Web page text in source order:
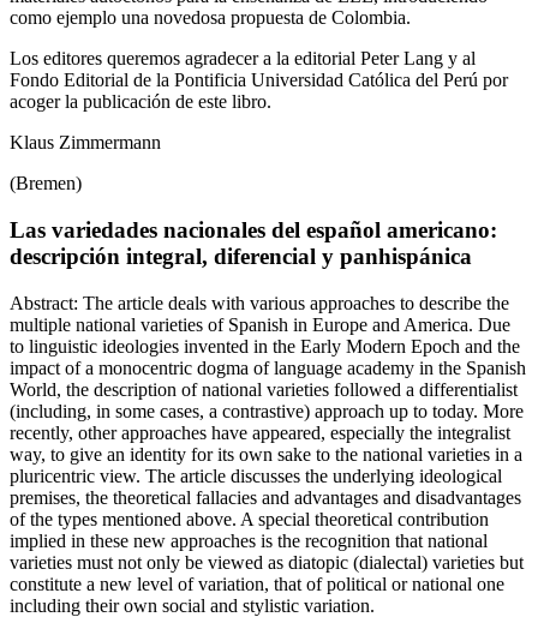
como ejemplo una novedosa propuesta de Colombia.
Los editores queremos agradecer a la editorial Peter Lang y al
Fondo Editorial de la Pontificia Universidad Católica del Perú por
acoger la publicación de este libro.
Klaus Zimmermann
(Bremen)
Las variedades nacionales del español americano:
descripción integral, diferencial y panhispánica
Abstract: The article deals with various approaches to describe the
multiple national varieties of Spanish in Europe and America. Due
to linguistic ideologies invented in the Early Modern Epoch and the
impact of a monocentric dogma of language academy in the Spanish
World, the description of national varieties followed a differentialist
(including, in some cases, a contrastive) approach up to today. More
recently, other approaches have appeared, especially the integralist
way, to give an identity for its own sake to the national varieties in a
pluricentric view. The article discusses the underlying ideological
premises, the theoretical fallacies and advantages and disadvantages
of the types mentioned above. A special theoretical contribution
implied in these new approaches is the recognition that national
varieties must not only be viewed as diatopic (dialectal) varieties but
constitute a new level of variation, that of political or national one
including their own social and stylistic variation.